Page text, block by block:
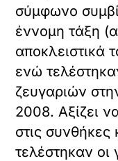
σύμφωνο
έννομη τάξη
αποκλειστικά
ενώ
ζευγαριών
2008. Αξίζει
στις συνθήκες
τελέστηκαν οι